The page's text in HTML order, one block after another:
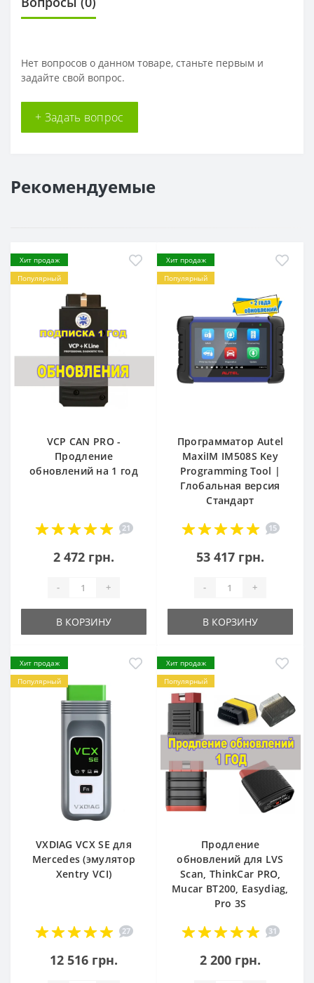
Нет вопросов о данном товаре, станьте первым и
задайте свой вопрос.
+ Задать вопрос
Рекомендуемые
Хит продаж
Популярный
VCP CAN PRO -
Продление
обновлений на 1 год
21
2 472 грн.
- +
В КОРЗИНУ
Хит продаж
Популярный
Программатор Autel
MaxiIM IM508S Key
Programming Tool |
Глобальная версия
Стандарт
15
53 417 грн.
- +
В КОРЗИНУ
Хит продаж
Популярный
VXDIAG VCX SE для
Mercedes (эмулятор
Xentry VCI)
27
12 516 грн.
Хит продаж
Популярный
Продление
обновлений для LVS
Scan, ThinkCar PRO,
Mucar BT200, Easydiag,
Pro 3S
31
2 200 грн.